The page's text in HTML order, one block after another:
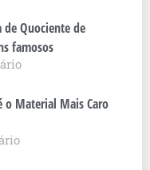
de Quociente de
famosos
o Material Mais Caro